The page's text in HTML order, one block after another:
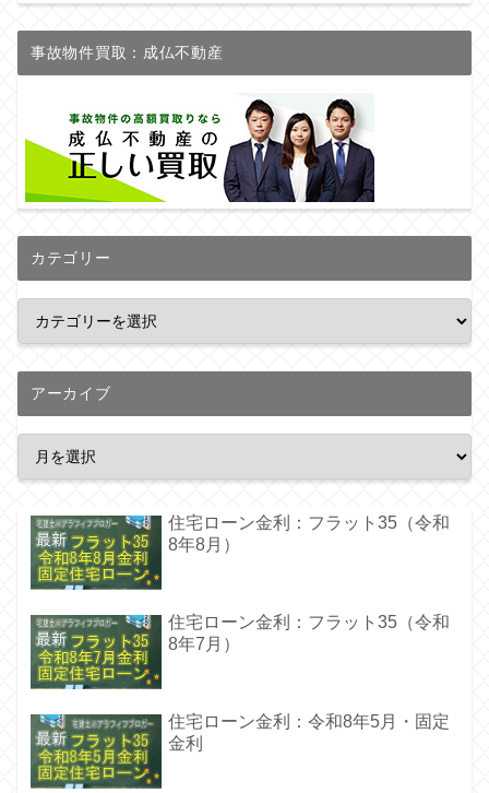
事故物件買取：成仏不動産
カテゴリー
アーカイブ
住宅ローン金利：フラット35（令和
8年8月）
住宅ローン金利：フラット35（令和
8年7月）
住宅ローン金利：令和8年5月・固定
金利